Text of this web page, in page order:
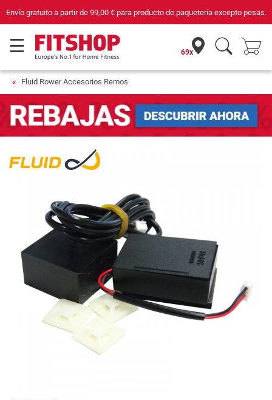
Envío gratuito a partir de 99,00 €para producto de paquetería excepto pesas.
69x
Fluid Rower Accesorios Remos